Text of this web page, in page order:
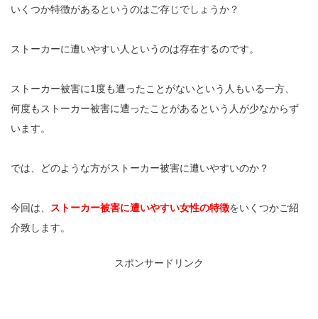
いくつか特徴があるというのはご存じでしょうか？
ストーカーに遭いやすい人というのは存在するのです。
ストーカー被害に1度も遭ったことがないという人もいる一方、
何度もストーカー被害に遭ったことがあるという人が少なからず
います。
では、どのような方がストーカー被害に遭いやすいのか？
今回は、 ストーカー被害に遭いやすい女性の特徴をいくつかご紹
介致します。
スポンサードリンク